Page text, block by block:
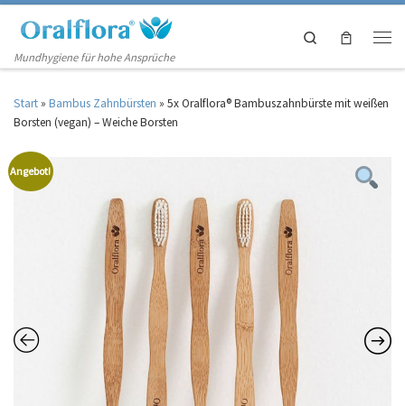
Zum Inhalt springen
Mundhygiene für hohe Ansprüche
Search
Start » Bambus Zahnbürsten » 5x Oralflora® Bambuszahnbürste mit weißen
Borsten (vegan) – Weiche Borsten
Angebot!